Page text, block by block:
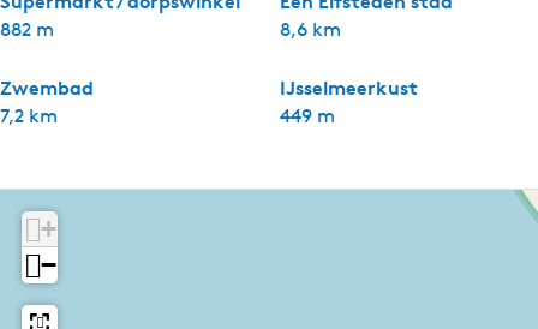
882 m 8,6 km
Zwembad
7,2 km
IJsselmeerkust
449 m
+
−